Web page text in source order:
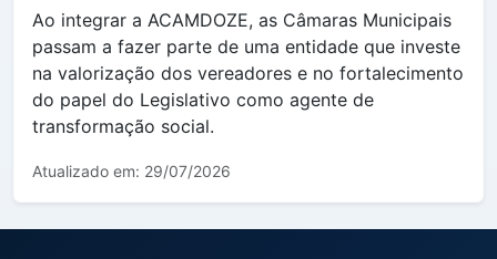
Ao integrar a ACAMDOZE, as Câmaras Municipais
passam a fazer parte de uma entidade que investe
na valorização dos vereadores e no fortalecimento
do papel do Legislativo como agente de
transformação social.
Atualizado em: 29/07/2026